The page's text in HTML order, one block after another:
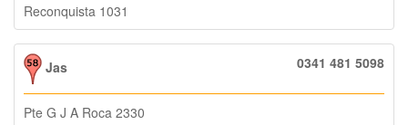
Reconquista 1031
Jas 0341 481 5098
Pte G J A Roca 2330